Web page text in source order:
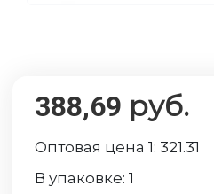
388,69 руб.
Оптовая цена 1:321.31
В упаковке:1